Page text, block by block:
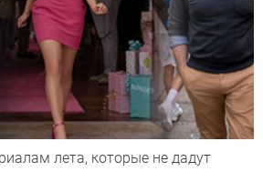
лета, которые не дадут